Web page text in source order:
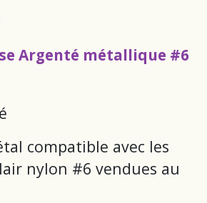
Argenté métallique #6
compatible avec les
nylon #6 vendues au